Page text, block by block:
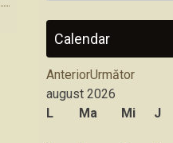
Calendar
AnteriorUrmător
august 2026
L
Ma Mi J